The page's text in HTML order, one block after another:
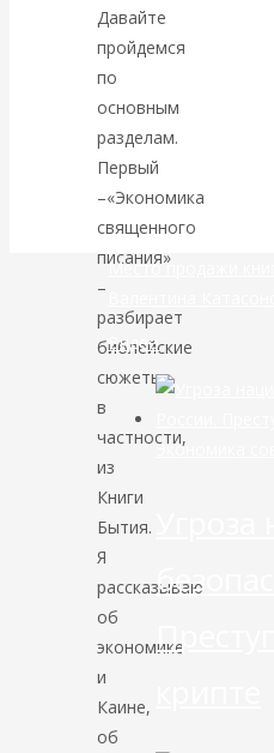
ДЕНЕГ»:
ВЕДЁТ БОРЬБУ
Давайте
пройдемся
по
основным
разделам.
Первый
–«Экономика
священного
писания»
–
разбирает
библейские
сюжеты,
в
частности,
из
Книги
Бытия.
Я
рассказываю
об
экономике
и
Каине,
об
Место продажи
Видео
Экономика